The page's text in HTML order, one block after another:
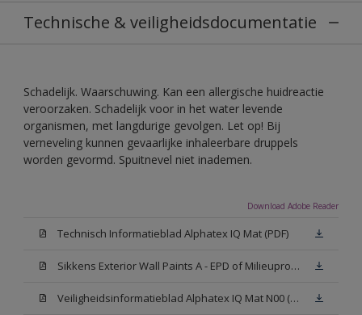
Technische & veiligheidsdocumentatie
Schadelijk. Waarschuwing. Kan een allergische huidreactie
veroorzaken. Schadelijk voor in het water levende
organismen, met langdurige gevolgen. Let op! Bij
verneveling kunnen gevaarlijke inhaleerbare druppels
worden gevormd. Spuitnevel niet inademen.
Download Adobe Reader
Technisch Informatieblad Alphatex IQ Mat (PDF)
Sikkens Exterior Wall Paints A - EPD of Milieuproductverklaring
Veiligheidsinformatieblad Alphatex IQ Mat N00 (MSDS)